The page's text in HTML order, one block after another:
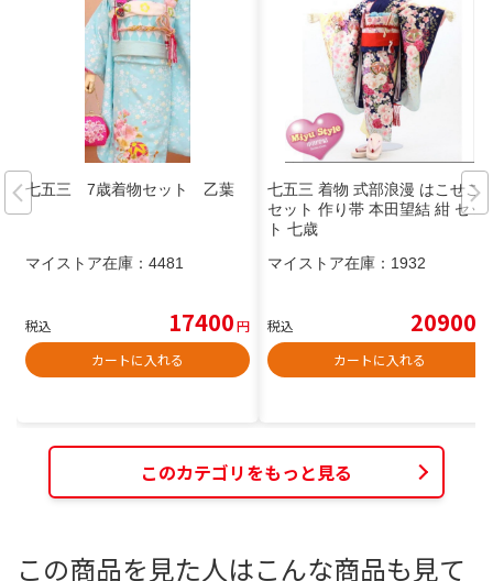
七五三 7歳着物セット 乙葉
マイストア在庫： 4481
税込 17400円
カートに入れる
七五三 着物 式部浪漫 はこせこ
セット 作り帯 本田望結 紺 セッ
ト 七歳
マイストア在庫： 1932
税込 20900
カートに入れる
このカテゴリをもっと見る
この商品を見た人はこんな商品も見て